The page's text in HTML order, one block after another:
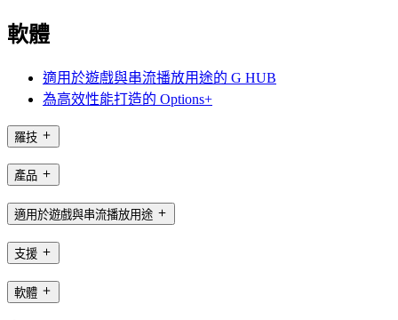
軟體
適用於遊戲與串流播放用途的 G HUB
為高效性能打造的 Options+
羅技
產品
適用於遊戲與串流播放用途
支援
軟體